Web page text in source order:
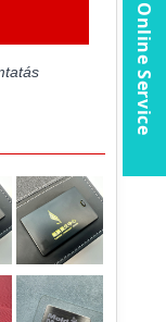
Online Service